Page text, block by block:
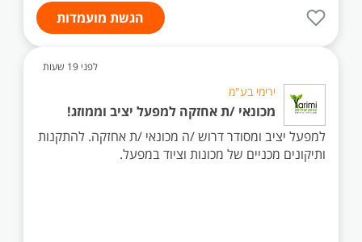
הגשת מועמדות
לפני 19 שעות
ירימי בע"מ
מכונאי /ת אחזקה למפעל יציב וממוזג!
למפעל יציב ומסודר דרוש /ה מכונאי /ת אחזקה. להתקנות
ותיקונים מכניים של מכונות וציוד במפעל.